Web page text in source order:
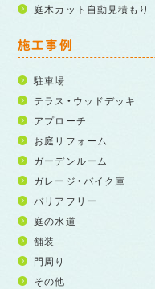
庭木カット自動見積もり
施工事例
駐車場
テラス・ウッドデッキ
アプローチ
お庭リフォーム
ガーデンルーム
ガレージ・バイク庫
バリアフリー
庭の水道
舗装
門周り
その他